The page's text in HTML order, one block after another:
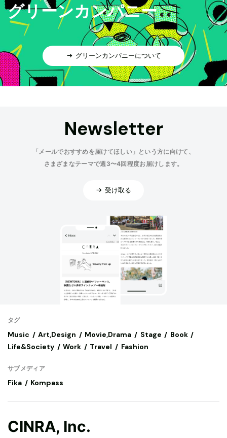
グリーンカンパニー
グリーンカンパニーについて
Newsletter
「メールでおすすめを届けてほしい」という方に向けて、
さまざまなテーマで週3〜4回程度お届けします。
受け取る
タグ
Music Art,Design Movie,Drama Stage
Book
Life&Society
Work Travel Fashion
サブメディア
Fika Kompass
CINRA, Inc.